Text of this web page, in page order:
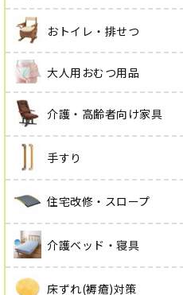
おトイレ・排せつ
大人用おむつ用品
介護・高齢者向け家具
手すり
住宅改修・スロープ
介護ベッド・寝具
床ずれ(褥瘡)対策